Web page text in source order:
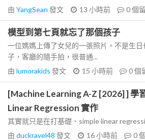
由 YangSean 發文 13 小時前 0個
模型到第七頁就忘了那個孩子
一位媽媽上傳了女兒的一張照片。不是生
子，客廳的隨手拍，很普通...
由 lumorakids 發文 15 小時前 0個
[Machine Learning A-Z [2026] ] 學
Linear Regression 實作
其實就只是在打基礎、simple linear
由 duckravel48 發文 16 小時前 0